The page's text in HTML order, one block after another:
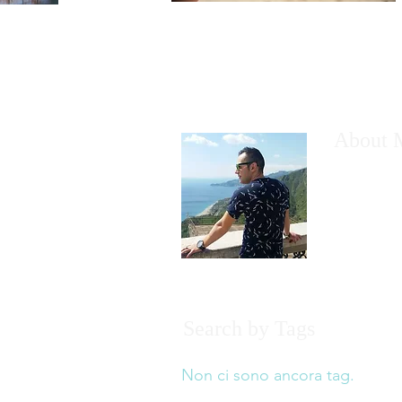
Non ci sono ancora tag.